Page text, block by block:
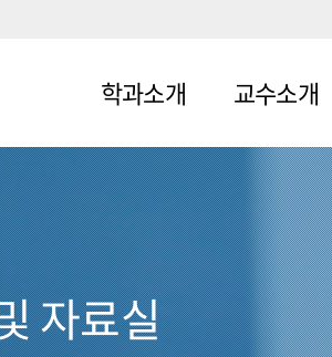
학과소개
소개
교육목표
연혁
목표 양성
인력
교수소개
교수소개
자료실